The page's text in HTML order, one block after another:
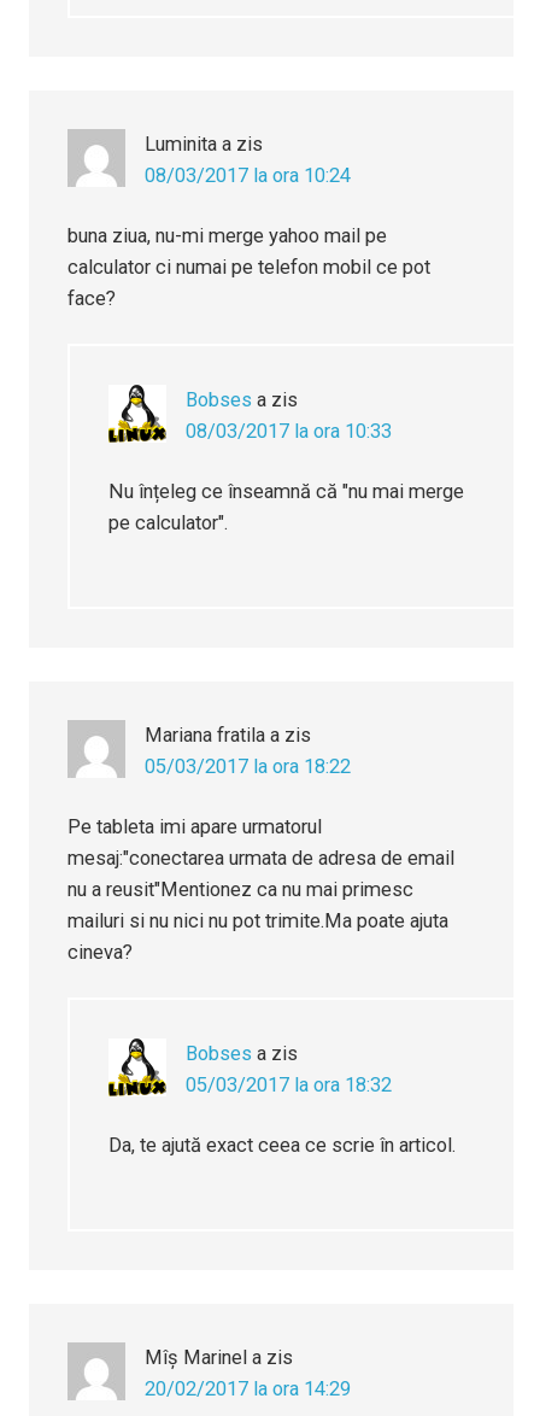
Luminita a zis
08/03/2017 la ora 10:24
buna ziua, nu-mi merge yahoo mail pe
calculator ci numai pe telefon mobil ce pot
face?
Bobses a zis
08/03/2017 la ora 10:33
Nu înțeleg ce înseamnă că "nu mai merge
pe calculator".
Mariana fratila a zis
05/03/2017 la ora 18:22
Pe tableta imi apare urmatorul
mesaj:"conectarea urmata de adresa de email
nu a reusit"Mentionez ca nu mai primesc
mailuri si nu nici nu pot trimite.Ma poate ajuta
cineva?
Bobses a zis
05/03/2017 la ora 18:32
Da, te ajută exact ceea ce scrie în articol.
Mîș Marinel a zis
20/02/2017 la ora 14:29